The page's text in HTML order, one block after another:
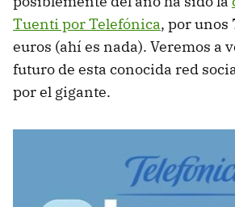
Tuenti por Telefónica, por unos
euros (ahí es nada). Veremos a
futuro de esta conocida red
por el gigante.